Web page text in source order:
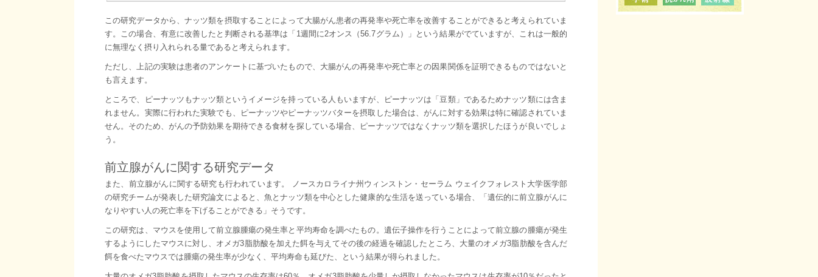
この研究データから、ナッツ類を摂取することによって大腸がん患者の再発率や死亡率を改善することができると考えられていま
す。この場合、有意に改善したと判断される基準は「1週間に2オンス（56.7グラム）」という結果がでていますが、これは一般的
に無理なく摂り入れられる量であると考えられます。
ただし、上記の実験は患者のアンケートに基づいたもので、大腸がんの再発率や死亡率との因果関係を証明できるものではないと
も言えます。
ところで、ピーナッツもナッツ類というイメージを持っている人もいますが、ピーナッツは「豆類」であるためナッツ類には含ま
れません。実際に行われた実験でも、ピーナッツやピーナッツバターを摂取した場合は、がんに対する効果は特に確認されていま
せん。そのため、がんの予防効果を期待できる食材を探している場合、ピーナッツではなくナッツ類を選択したほうが良いでしょ
う。
前立腺がんに関する研究データ
また、前立腺がんに関する研究も行われています。 ノースカロライナ州ウィンストン・セーラム ウェイクフォレスト大学医学部
の研究チームが発表した研究論文によると、魚とナッツ類を中心とした健康的な生活を送っている場合、「遺伝的に前立腺がんに
なりやすい人の死亡率を下げることができる」そうです。
この研究は、マウスを使用して前立腺腫瘍の発生率と平均寿命を調べたもの。遺伝子操作を行うことによって前立腺の腫瘍が発生
するようにしたマウスに対し、オメガ3脂肪酸を加えた餌を与えてその後の経過を確認したところ、大量のオメガ3脂肪酸を含んだ
餌を食べたマウスでは腫瘍の発生率が少なく、平均寿命も延びた、という結果が得られました。